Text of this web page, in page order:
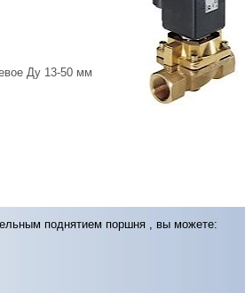
Ду 13-50 мм
поднятием поршня , вы можете: